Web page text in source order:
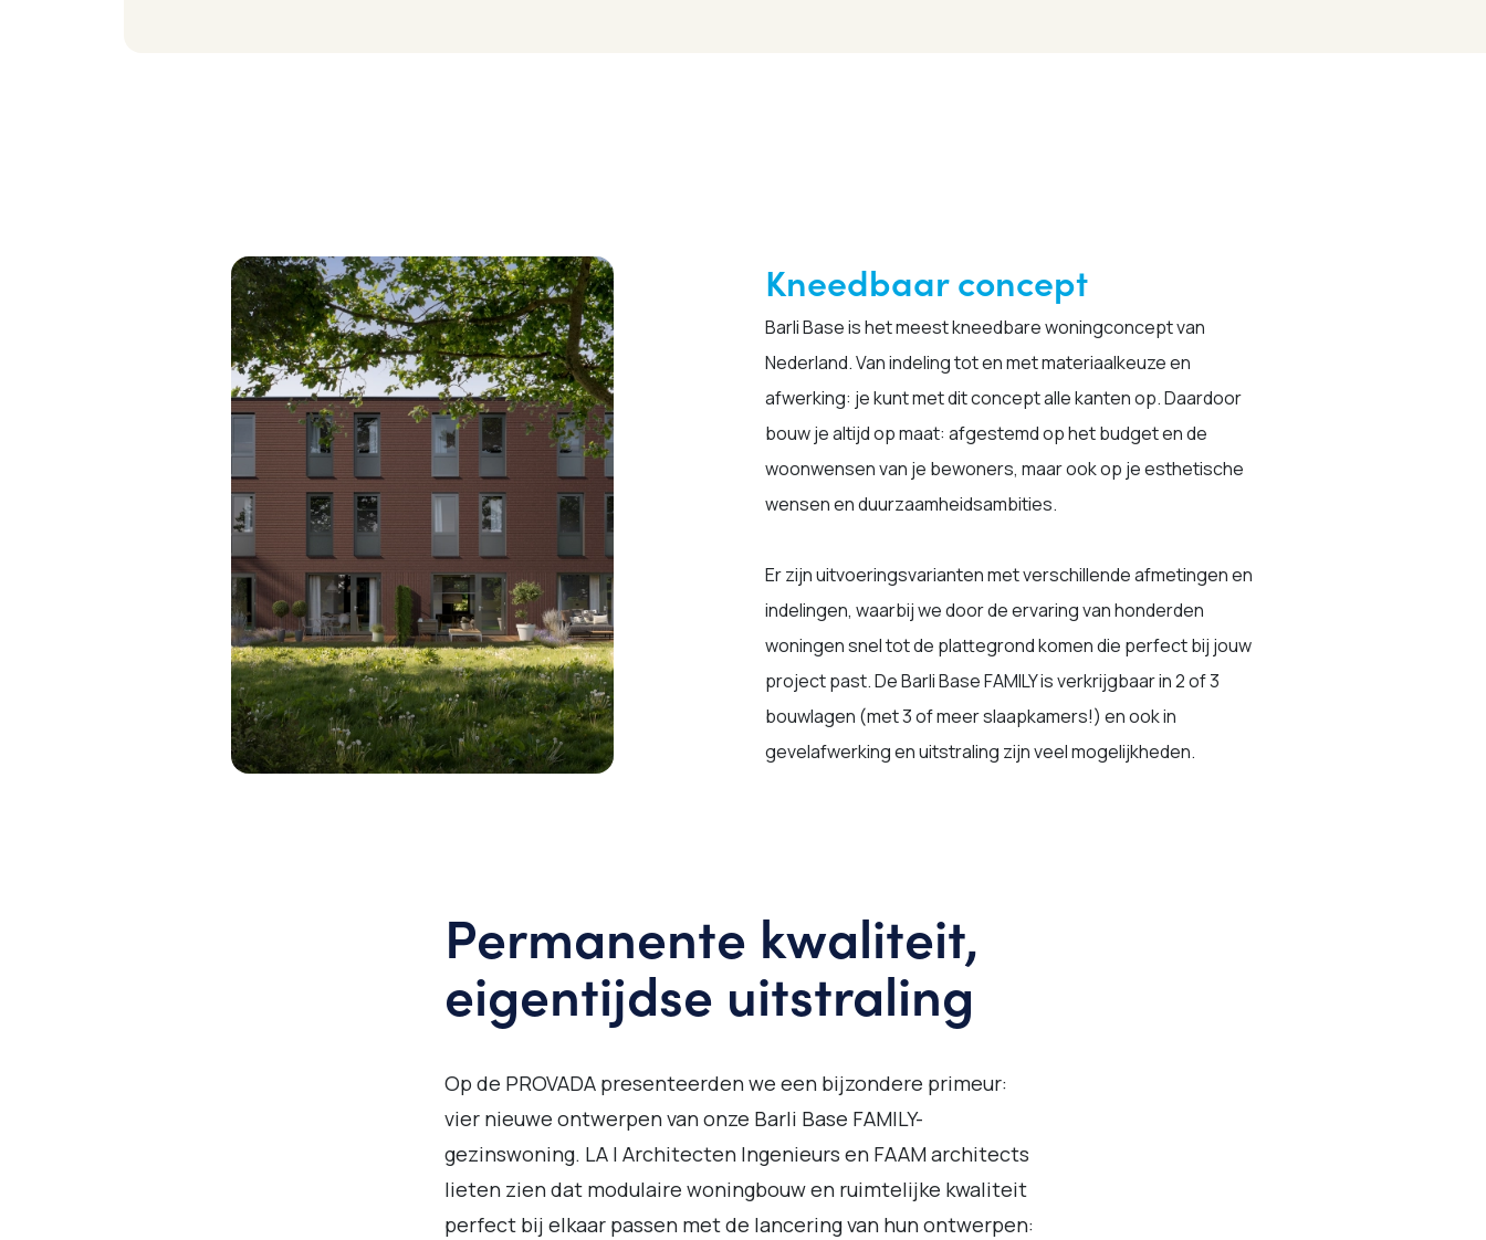
Kneedbaar concept
Barli Base is het meest kneedbare woningconcept van
Nederland. Van indeling tot en met materiaalkeuze en
afwerking: je kunt met dit concept alle kanten op. Daardoor
bouw je altijd op maat: afgestemd op het budget en de
woonwensen van je bewoners, maar ook op je esthetische
wensen en duurzaamheidsambities.
Er zijn uitvoeringsvarianten met verschillende afmetingen en
indelingen, waarbij we door de ervaring van honderden
woningen snel tot de plattegrond komen die perfect bij jouw
project past. De Barli Base FAMILY is verkrijgbaar in 2 of 3
bouwlagen (met 3 of meer slaapkamers!) en ook in
gevelafwerking en uitstraling zijn veel mogelijkheden.
Permanente kwaliteit,
eigentijdse uitstraling
Op de PROVADA presenteerden we een bijzondere primeur:
vier nieuwe ontwerpen van onze Barli Base FAMILY-
gezinswoning. LA | Architecten Ingenieurs en FAAM architects
lieten zien dat modulaire woningbouw en ruimtelijke kwaliteit
perfect bij elkaar passen met de lancering van hun ontwerpen: